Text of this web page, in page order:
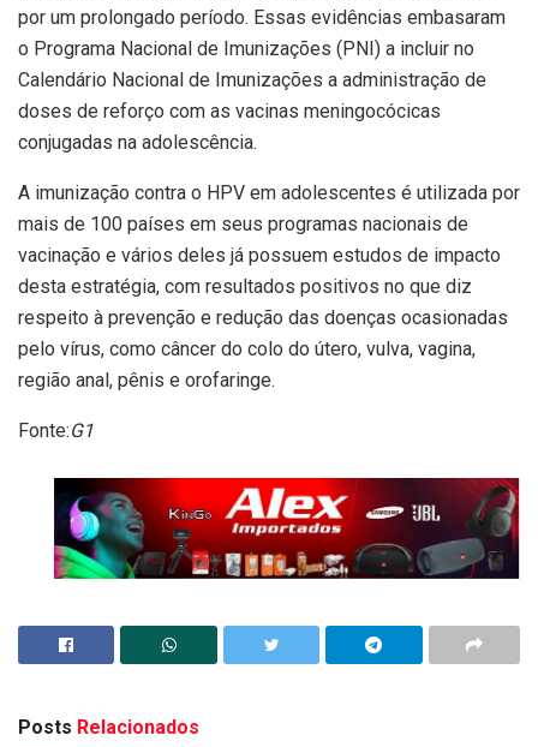
por um prolongado período. Essas evidências embasaram
o Programa Nacional de Imunizações (PNI) a incluir no
Calendário Nacional de Imunizações a administração de
doses de reforço com as vacinas meningocócicas
conjugadas na adolescência.
A imunização contra o HPV em adolescentes é utilizada por
mais de 100 países em seus programas nacionais de
vacinação e vários deles já possuem estudos de impacto
desta estratégia, com resultados positivos no que diz
respeito à prevenção e redução das doenças ocasionadas
pelo vírus, como câncer do colo do útero, vulva, vagina,
região anal, pênis e orofaringe.
Fonte:G1
Posts Relacionados